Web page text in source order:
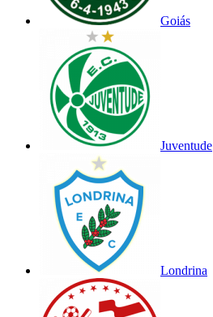
Goiás
Juventude
Londrina